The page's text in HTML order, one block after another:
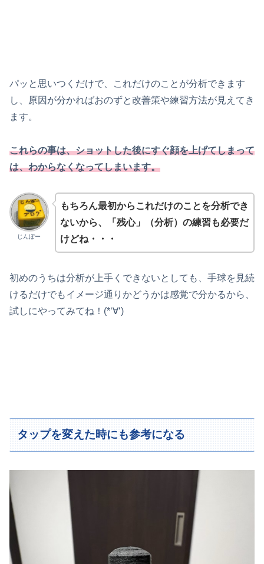
パッと思いつくだけで、これだけのことが分析できます
し、原因が分かればおのずと改善策や練習方法が見えてき
ます。
これらの事は、ショットした後にすぐ顔を上げてしまって
は、わからなくなってしまいます。
じんぼー
もちろん最初からこれだけのことを分析でき
ないから、「残心」（分析）の練習も必要だ
けどね・・・
初めのうちは分析が上手くできないとしても、手球を見続
けるだけでもイメージ通りかどうかは感覚で分かるから、
試しにやってみてね！(*‘∀‘)
タップを変えた時にも参考になる